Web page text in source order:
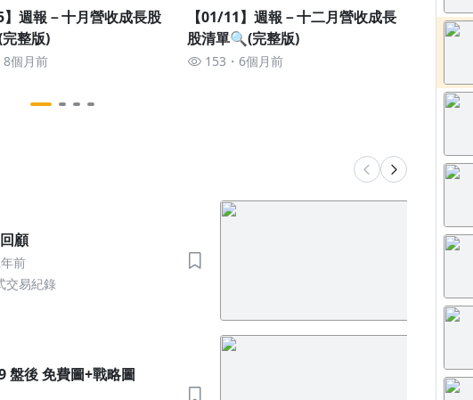
】週報－十月營收成長股
整版)
8個月前
【01/11】週報－十二月營收成長
股清單🔍(完整版)
153 6個月前
【11/
文快訊
顧
前
交易紀錄
盤後 免費圖+戰略圖
03/
學
接煮
資